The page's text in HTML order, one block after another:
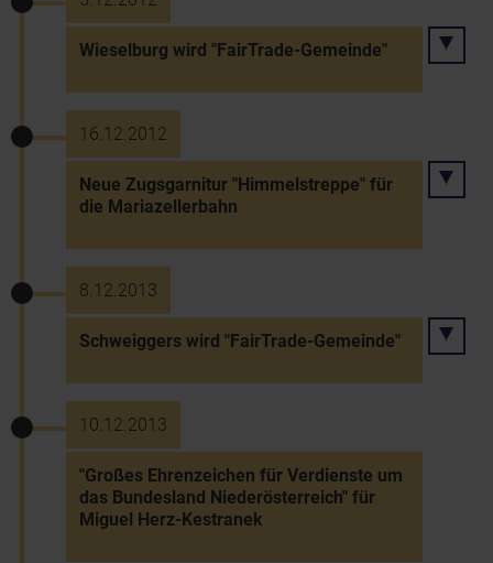
Wieselburg wird "FairTrade-Gemeinde"
16.12.2012
Neue Zugsgarnitur "Himmelstreppe" für
die Mariazellerbahn
8.12.2013
Schweiggers wird "FairTrade-Gemeinde"
10.12.2013
"Großes Ehrenzeichen für Verdienste um
das Bundesland Niederösterreich" für
Miguel Herz-Kestranek